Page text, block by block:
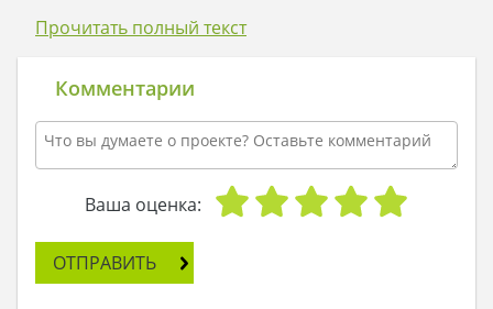
поддерживающими выступающий эркер
архитектурного ансамбля особняка является
ландшафтный дизайн. Зелень ухоженных
газонов, стриженых кустарников и больших
деревьев в сочетании с разноцветьем клумб
подчеркивает праздность экстерьера.
Внутреннее пространство особняка
поэтажного деления на дневную и ночную зону.
Так, на нижнем уровне находится спальня, а на
Прочитать полный текст
Комментарии
Ваша оценка:
ОТПРАВИТЬ